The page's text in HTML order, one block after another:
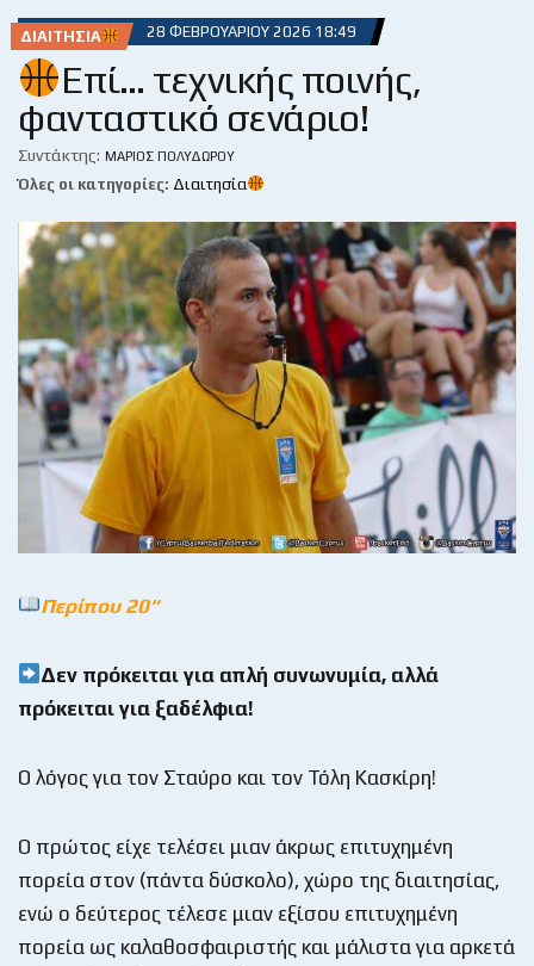
ΔΙΑΙΤΗΣΊΑ 28 ΦΕΒΡΟΥΑΡΊΟΥ 2026 18:49
Επί… τεχνικής ποινής,
φανταστικό σενάριο!
Συντάκτης: ΜΆΡΙΟΣ ΠΟΛΥΔΏΡΟΥ
Όλες οι κατηγορίες: Διαιτησία
Περίπου 20“
Δεν πρόκειται για απλή συνωνυμία, αλλά
πρόκειται για ξαδέλφια!
Ο λόγος για τον Σταύρο και τον Τόλη Κασκίρη!
Ο πρώτος είχε τελέσει μιαν άκρως επιτυχημένη
πορεία στον (πάντα δύσκολο), χώρο της διαιτησίας,
ενώ ο δεύτερος τέλεσε μιαν εξίσου επιτυχημένη
πορεία ως καλαθοσφαιριστής και μάλιστα για αρκετά